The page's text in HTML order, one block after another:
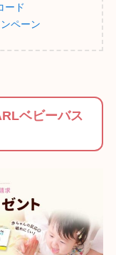
ード
ペーン
ベビーバス